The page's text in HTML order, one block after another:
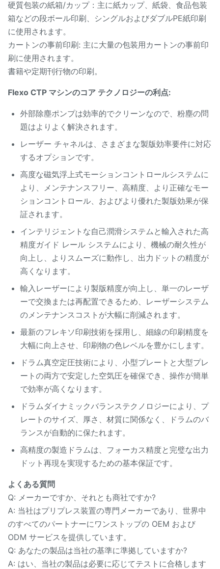
硬質包装の紙箱/カップ：主に紙カップ、紙袋、食品包装
箱などの段ボール印刷、シングルおよびダブルPE紙印刷
に使用されます。
カートンの事前印刷: 主に大量の包装用カートンの事前印
刷に使用されます。
書籍や定期刊行物の印刷。
Flexo CTP マシンのコア テクノロジーの利点:
外部除塵ポンプは効率的でクリーンなので、粉塵の問
題はよりよく解決されます。
レーザー チャネルは、さまざまな製版効率要件に対応
するオプションです。
高度な磁気浮上式モーションコントロールシステムに
より、メンテナンスフリー、高精度、より正確なモー
ションコントロール、およびより優れた製版効果が保
証されます。
インテリジェントな自己潤滑システムと輸入された高
精度ガイド レール システムにより、機械の耐久性が
向上し、よりスムーズに動作し、出力ドットの精度が
高くなります。
輸入レーザーにより製版精度が向上し、単一のレーザ
ーで交換または再配置できるため、レーザーシステム
のメンテナンスコストが大幅に削減されます。
最新のフレキソ印刷技術を採用し、細線の印刷精度を
大幅に向上させ、印刷物の色レベルを豊かにします。
ドラム真空定圧技術により、小型プレートと大型プレ
ートの両方で安定した空気圧を確保でき、操作が簡単
で効率が高くなります。
ドラムダイナミックバランステクノロジーにより、プ
レートのサイズ、厚さ、材質に関係なく、ドラムのバ
ランスが自動的に保たれます。
高精度の製造ドラムは、フォーカス精度と完璧な出力
ドット再現を実現するための基本保証です。
よくある質問
Q: メーカーですか、それとも商社ですか?
A: 当社はプリプレス装置の専門メーカーであり、世界中
のすべてのパートナーにワンストップの OEM および
ODM サービスを提供しています。
Q: あなたの製品は当社の基準に準拠していますか?
A: はい、当社の製品は必要に応じてテストに合格します